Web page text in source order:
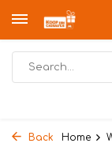
Back Home